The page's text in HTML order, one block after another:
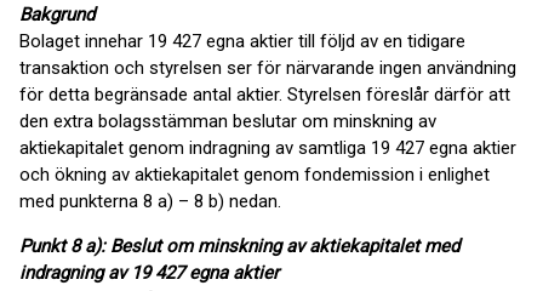
Bakgrund
Bolaget innehar 19 427 egna aktier till följd av en tidigare
transaktion och styrelsen ser för närvarande ingen användning
för detta begränsade antal aktier. Styrelsen föreslår därför att
den extra bolagsstämman beslutar om minskning av
aktiekapitalet genom indragning av samtliga 19 427 egna aktier
och ökning av aktiekapitalet genom fondemission i enlighet
med punkterna 8 a) – 8 b) nedan.
Punkt 8 a): Beslut om minskning av aktiekapitalet med
indragning av 19 427 egna aktier